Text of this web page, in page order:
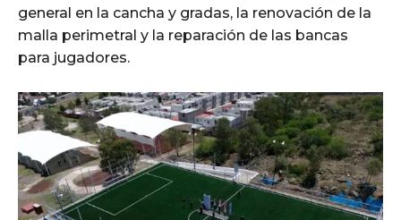
general en la cancha y gradas, la renovación de la
malla perimetral y la reparación de las bancas
para jugadores.